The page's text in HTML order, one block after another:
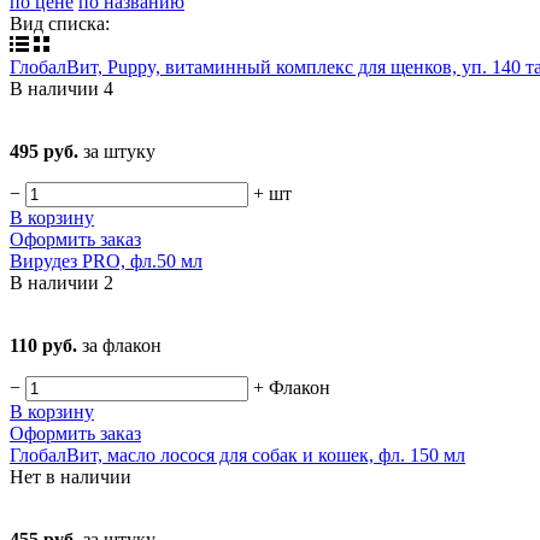
Вид списка:
ГлобалВит, Puppy, витаминный комплекс для щенков, уп. 140
В наличии 4
495 руб. за штуку
− + шт
В корзину
Оформить заказ
Вирудез PRO, фл.50 мл
В наличии 2
110 руб. за флакон
− + Флакон
В корзину
Оформить заказ
ГлобалВит, масло лосося для собак и кошек, фл. 150 мл
Нет в наличии